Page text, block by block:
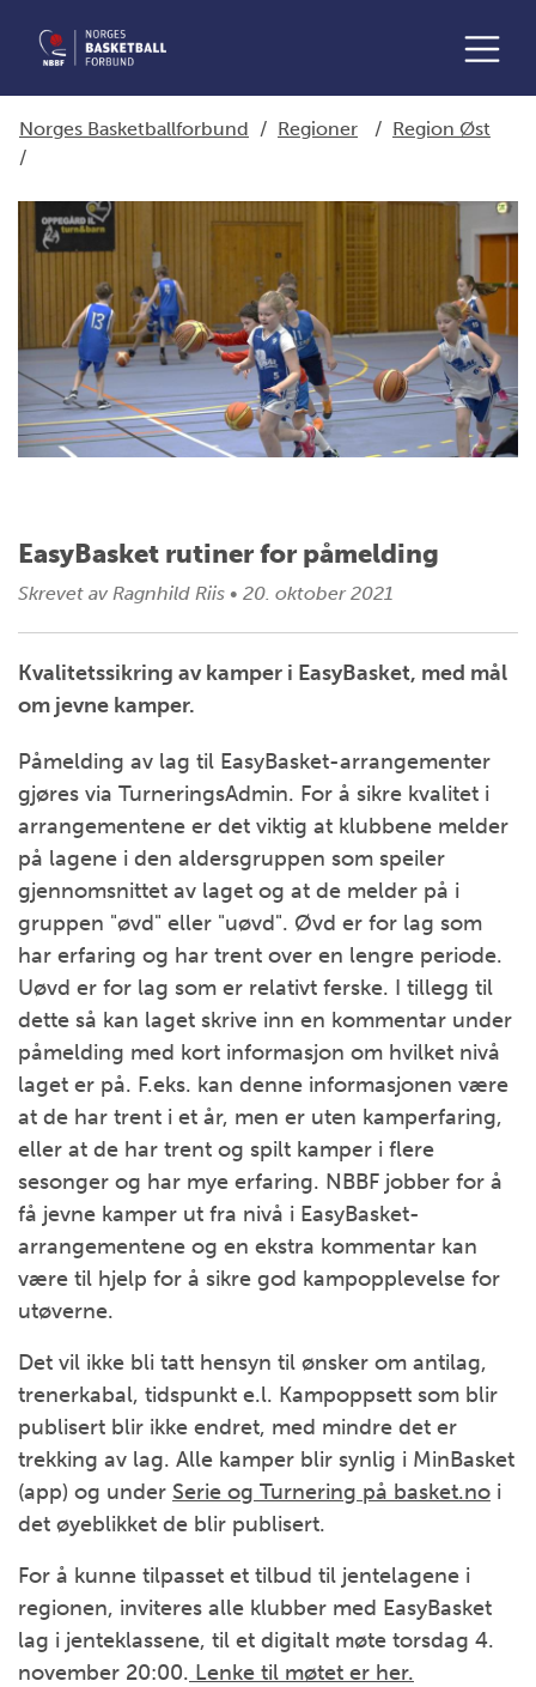
Norges Basketballforbund / Regioner / Region Øst
/
EasyBasket rutiner for påmelding
Skrevet av Ragnhild Riis • 20. oktober 2021
Kvalitetssikring av kamper i EasyBasket, med mål
om jevne kamper.
Påmelding av lag til EasyBasket-arrangementer
gjøres via TurneringsAdmin. For å sikre kvalitet i
arrangementene er det viktig at klubbene melder
på lagene i den aldersgruppen som speiler
gjennomsnittet av laget og at de melder på i
gruppen "øvd" eller "uøvd". Øvd er for lag som
har erfaring og har trent over en lengre periode.
Uøvd er for lag som er relativt ferske. I tillegg til
dette så kan laget skrive inn en kommentar under
påmelding med kort informasjon om hvilket nivå
laget er på. F.eks. kan denne informasjonen være
at de har trent i et år, men er uten kamperfaring,
eller at de har trent og spilt kamper i flere
sesonger og har mye erfaring. NBBF jobber for å
få jevne kamper ut fra nivå i EasyBasket-
arrangementene og en ekstra kommentar kan
være til hjelp for å sikre god kampopplevelse for
utøverne.
Det vil ikke bli tatt hensyn til ønsker om antilag,
trenerkabal, tidspunkt e.l. Kampoppsett som blir
publisert blir ikke endret, med mindre det er
trekking av lag. Alle kamper blir synlig i MinBasket
(app) og under Serie og Turnering på basket.no i
det øyeblikket de blir publisert.
For å kunne tilpasset et tilbud til jentelagene i
regionen, inviteres alle klubber med EasyBasket
lag i jenteklassene, til et digitalt møte torsdag 4.
november 20:00. Lenke til møtet er her.